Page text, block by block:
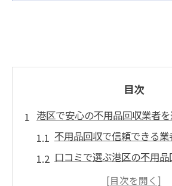
目次
港区で安心の不用品回収業者
不用品回収で信頼できる
口コミで選ぶ港区の不用
不用品回収を安心して任せ